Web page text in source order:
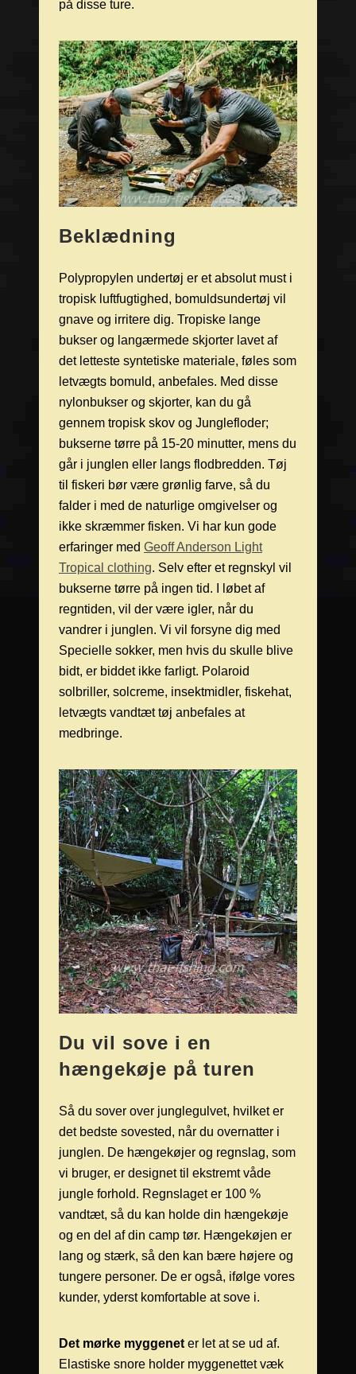
på disse ture.
Beklædning
Polypropylen undertøj er et absolut must i
tropisk luftfugtighed, bomuldsundertøj vil
gnave og irritere dig. Tropiske lange
bukser og langærmede skjorter lavet af
det letteste syntetiske materiale, føles som
letvægts bomuld, anbefales. Med disse
nylonbukser og skjorter, kan du gå
gennem tropisk skov og Junglefloder;
bukserne tørre på 15-20 minutter, mens du
går i junglen eller langs flodbredden. Tøj
til fiskeri bør være grønlig farve, så du
falder i med de naturlige omgivelser og
ikke skræmmer fisken. Vi har kun gode
erfaringer med Geoff Anderson Light
Tropical clothing. Selv efter et regnskyl vil
bukserne tørre på ingen tid. I løbet af
regntiden, vil der være igler, når du
vandrer i junglen. Vi vil forsyne dig med
Specielle sokker, men hvis du skulle blive
bidt, er biddet ikke farligt. Polaroid
solbriller, solcreme, insektmidler, fiskehat,
letvægts vandtæt tøj anbefales at
medbringe.
Du vil sove i en
hængekøje på turen
Så du sover over junglegulvet, hvilket er
det bedste sovested, når du overnatter i
junglen. De hængekøjer og regnslag, som
vi bruger, er designet til ekstremt våde
jungle forhold. Regnslaget er 100 %
vandtæt, så du kan holde din hængekøje
og en del af din camp tør. Hængekøjen er
lang og stærk, så den kan bære højere og
tungere personer. De er også, ifølge vores
kunder, yderst komfortable at sove i.
Det mørke myggenet er let at se ud af.
Elastiske snore holder myggenettet væk